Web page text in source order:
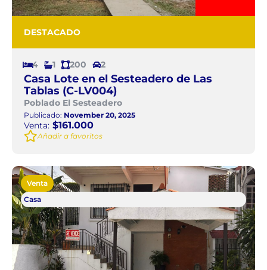
DESTACADO
4 1 200 2
Casa Lote en el Sesteadero de Las
Tablas (C-LV004)
Poblado El Sesteadero
Publicado: November 20, 2025
Venta: $161.000
Añadir a favoritos
Venta
Casa